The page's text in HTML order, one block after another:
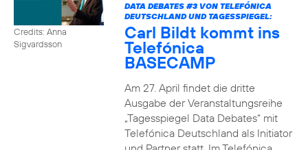
Credits: Anna
Sigvardsson
DATA DEBATES #3VON TELEFÓNICA
DEUTSCHLAND UND TAGESSPIEGEL:
Carl Bildt kommt ins
Telefónica
BASECAMP
Am 27. April findet die dritte
Ausgabe der Veranstaltungsreihe
„Tagesspiegel Data Debates“ mit
Telefónica Deutschland als Initiator